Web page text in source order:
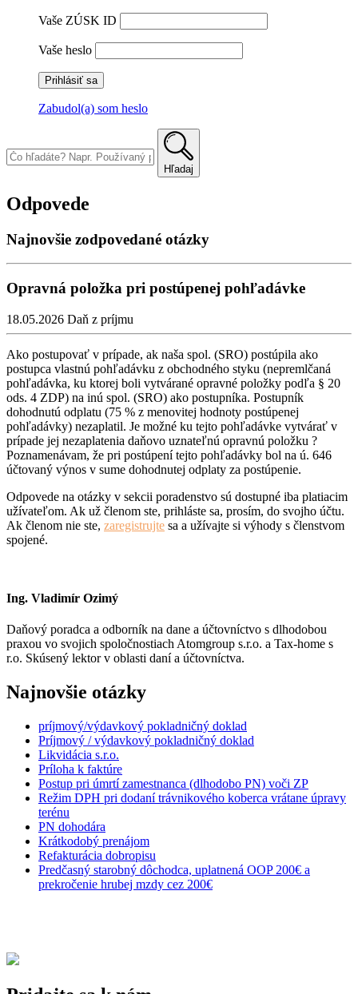
Vaše ZÚSK ID
Vaše heslo
Zabudol(a) som heslo
to
content
Hľadaj
Odpovede
Najnovšie zodpovedané otázky
Opravná položka pri postúpenej pohľadávke
18.05.2026 Daň z príjmu
Ako postupovať v prípade, ak naša spol. (SRO) postúpila ako
postupca vlastnú pohľadávku z obchodného styku (nepremlčaná
pohľadávka, ku ktorej boli vytvárané opravné položky podľa § 20
ods. 4 ZDP) na inú spol. (SRO) ako postupníka. Postupník
dohodnutú odplatu (75 % z menovitej hodnoty postúpenej
pohľadávky) nezaplatil. Je možné ku tejto pohľadávke vytvárať v
prípade jej nezaplatenia daňovo uznateľnú opravnú položku ?
Poznamenávam, že pri postúpení tejto pohľadávky bol na ú. 646
účtovaný výnos v sume dohodnutej odplaty za postúpenie.
Odpovede na otázky v sekcii poradenstvo sú dostupné iba platiacim
užívateľom. Ak už členom ste, prihláste sa, prosím, do svojho účtu.
Ak členom nie ste, zaregistrujte sa a užívajte si výhody s členstvom
spojené.
Ing. Vladimír Ozimý
Daňový poradca a odborník na dane a účtovníctvo s dlhodobou
praxou vo svojich spoločnostiach Atomgroup s.r.o. a Tax-home s
r.o. Skúsený lektor v oblasti daní a účtovníctva.
Najnovšie otázky
príjmový/výdavkový pokladničný doklad
Príjmový / výdavkový pokladničný doklad
Likvidácia s.r.o.
Príloha k faktúre
Postup pri úmrtí zamestnanca (dlhodobo PN) voči ZP
Režim DPH pri dodaní trávnikového koberca vrátane úpravy
terénu
PN dohodára
Krátkodobý prenájom
Refakturácia dobropisu
Predčasný starobný dôchodca, uplatnená OOP 200€ a
prekročenie hrubej mzdy cez 200€